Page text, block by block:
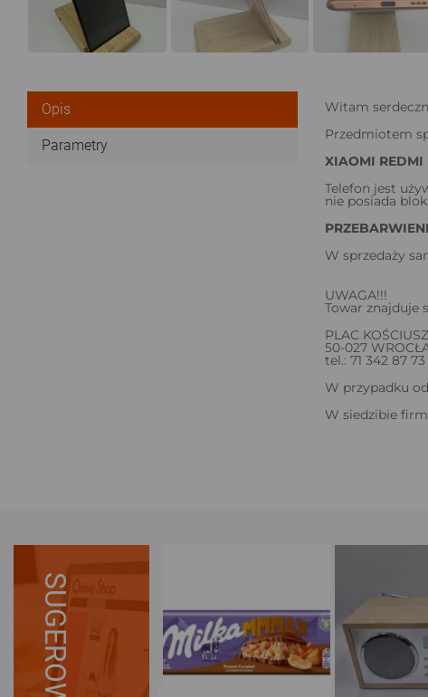
Opis
Parametry
Witam
Przedmiotem
XIAOMI REDMI
Telefon jest
nie posiada
W sprzedaży
UWAGA!!!
Towar znajduje
PLAC
50-027
tel.: 71 342 87 73
W przypadku
W siedzibie